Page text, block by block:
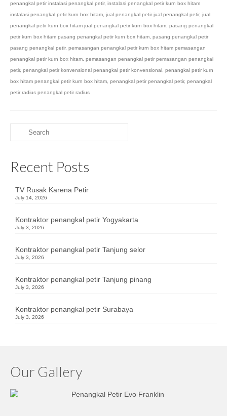
penangkal petir instalasi penangkal petir, instalasi penangkal petir kurn box hitam
instalasi penangkal petir kurn box hitam jual penangkal petir jual penangkal petir, jual
penangkal petir kurn box hitam jual penangkal petir kurn box hitam pasang penangkal
petir kurn box hitam pasang penangkal petir kurn box hitam pasang penangkal petir
pasang penangkal petir, pemasangan penangkal petir kurn box hitam pemasangan
penangkal petir kurn box hitam pemasangan penangkal petir pemasangan penangkal
petir, penangkal petir konvensional penangkal petir konvensional penangkal petir kurn
box hitam penangkal petir kurn box hitam penangkal petir penangkal petir, penangkal
petir radius penangkal petir radius
Search
Recent Posts
TV Rusak Karena Petir
July 14, 2026
Kontraktor penangkal petir Yogyakarta
July 3, 2026
Kontraktor penangkal petir Tanjung selor
July 3, 2026
Kontraktor penangkal petir Tanjung pinang
July 3, 2026
Kontraktor penangkal petir Surabaya
July 3, 2026
Our Gallery